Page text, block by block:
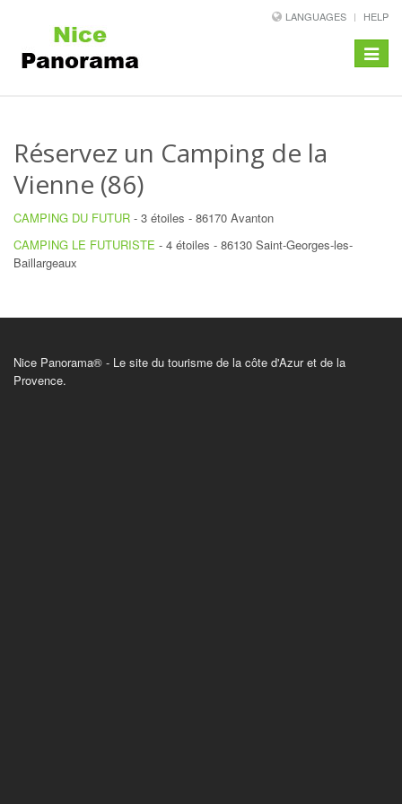
LANGUAGES HELP
Toggle
Réservez un Camping de la
Vienne (86)
CAMPING DU FUTUR - 3 étoiles - 86170 Avanton
CAMPING LE FUTURISTE - 4 étoiles - 86130 Saint-Georges-les-
Baillargeaux
Nice Panorama® - Le site du tourisme de la côte d'Azur et de la
Provence.